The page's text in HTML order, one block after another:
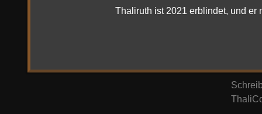
Ihr
Thaliruth ist 2021 erblindet, und er